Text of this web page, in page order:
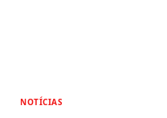
NOTÍCIAS